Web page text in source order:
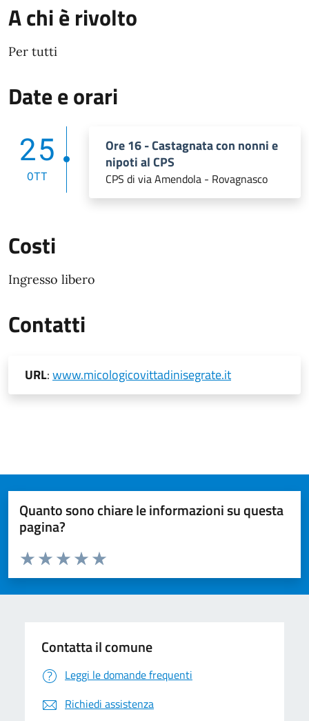
A chi è rivolto
Per tutti
Date e orari
25
OTT
Ore 16 - Castagnata con nonni e
nipoti al CPS
CPS di via Amendola - Rovagnasco
Costi
Ingresso libero
Contatti
URL:www.micologicovittadinisegrate.it
Quanto sono chiare le informazioni su questa
pagina?
Valuta da 1 a 5 stelle la pagina
Valuta 5 stelle su 5
Valuta 4 stelle su 5
Valuta 3 stelle su 5
Valuta 2 stelle su 5
Valuta 1 stelle su 5
Contatta il comune
Leggi le domande frequenti
Richiedi assistenza